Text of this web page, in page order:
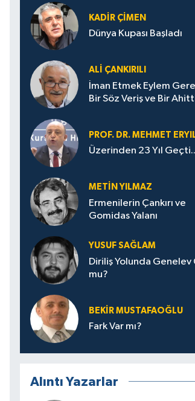
KADIR ÇIMEN
Dünya Kupası Başladı
ALI ÇANKIRILI
İman Etmek Eylem
Bir Söz Veriş ve Bir
PROF. DR. MEHMET
Üzerinden 23 Yıl
METIN YILMAZ
Ermenilerin Çankırı ve
Gomidas Yalanı
YUSUF SAĞLAM
Diriliş Yolunda Genelev
mu?
BEKIR MUSTAFAOĞLU
Fark Var mı?
Alıntı Yazarlar